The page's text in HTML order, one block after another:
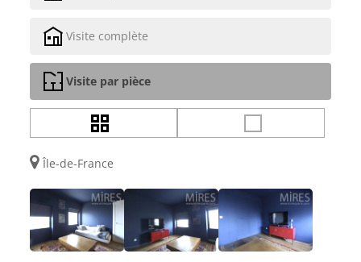
Visite complète
Visite par pièce
Île-de-France